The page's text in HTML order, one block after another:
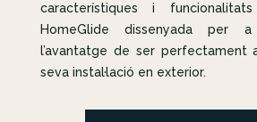
característiques i
HomeGlide dissenyada per
l’avantatge de ser perfectament
seva instal·lació en exterior.